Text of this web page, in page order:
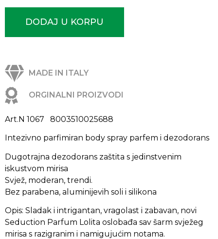
DODAJ U KORPU
MADE IN ITALY
ORGINALNI PROIZVODI
Art.N 1067 8003510025688
Intezivno parfimiran body spray parfem i dezodorans
Dugotrajna dezodorans zaštita s jedinstvenim
iskustvom mirisa
Svjež, moderan, trendi.
Bez parabena, aluminijevih soli i silikona
Opis: Sladak i intrigantan, vragolast i zabavan, novi
Seduction Parfum Lolita oslobađa sav šarm svježeg
mirisa s razigranim i namigujućim notama.